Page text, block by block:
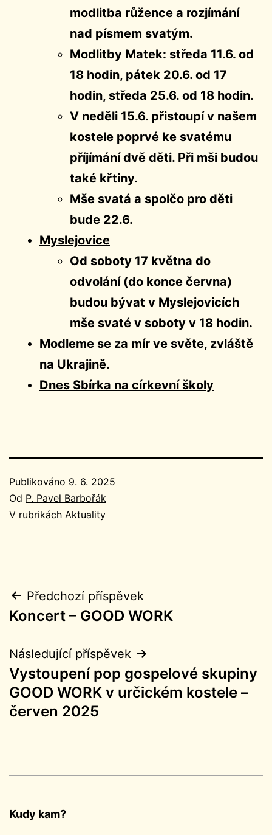
modlitba růžence a rozjímání
nad písmem svatým.
Modlitby Matek: středa 11.6. od
18 hodin, pátek 20.6. od 17
hodin, středa 25.6. od 18 hodin.
V neděli 15.6. přistoupí v našem
kostele poprvé ke svatému
příjímání dvě děti. Při mši budou
také křtiny.
Mše svatá a spolčo pro děti
bude 22.6.
Myslejovice
Od soboty 17 května do
odvolání (do konce června)
budou bývat v Myslejovicích
mše svaté v soboty v 18 hodin.
Modleme se za mír ve světe, zvláště
na Ukrajině.
Dnes Sbírka na církevní školy
Publikováno 9. 6. 2025
Od P. Pavel Barbořák
V rubrikách Aktuality
Navigace
pro
příspěvek
Předchozí příspěvek
Koncert – GOOD WORK
Následující příspěvek
Vystoupení pop gospelové skupiny
GOOD WORK v určickém kostele –
červen 2025
Kudy kam?